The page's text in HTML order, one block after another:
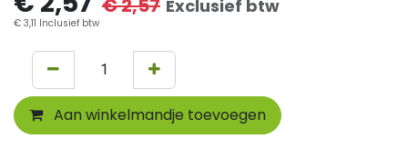
€2,57 Exclusief btw
€ 3,11 Inclusief btw
Aan winkelmandje toevoegen